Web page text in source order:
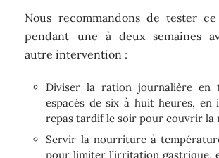
Nous recommandons de tester
pendant une à deux semaines
autre intervention :
Diviser la ration journalière en
espacés de six à huit heures, en
repas tardif le soir pour couvrir la
Servir la nourriture à
pour limiter l’irritation gastrique,